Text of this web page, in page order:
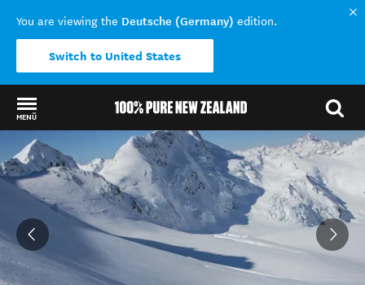
You are viewing the Deutsche (Germany) edition.
Switch to United States
MENÜ
Back to my results